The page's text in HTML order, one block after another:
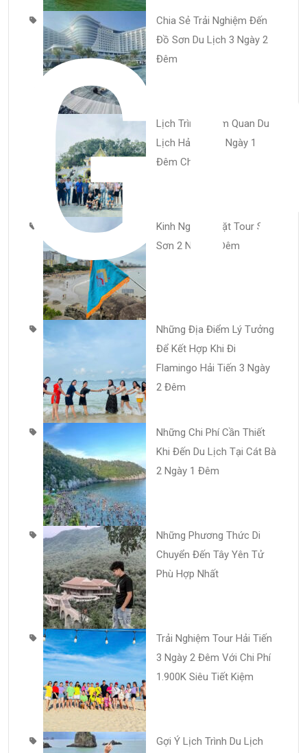
Chia Sẻ Trải Nghiệm Đến
Đồ Sơn Du Lịch 3 Ngày 2
Đêm
Lịch Trình Tham Quan Du
Lịch Hải Tiến 2 Ngày 1
Đêm Chi Tiết
Kinh Nghiệm Đặt Tour Sầm
Sơn 2 Ngày 1 Đêm
Những Địa Điểm Lý Tưởng
Để Kết Hợp Khi Đi
Flamingo Hải Tiến 3 Ngày
2 Đêm
Những Chi Phí Cần Thiết
Khi Đến Du Lịch Tại Cát Bà
2 Ngày 1 Đêm
Những Phương Thức Di
Chuyển Đến Tây Yên Tử
Phù Hợp Nhất
Trải Nghiệm Tour Hải Tiến
3 Ngày 2 Đêm Với Chi Phí
1.900K Siêu Tiết Kiệm
Gợi Ý Lịch Trình Du Lịch